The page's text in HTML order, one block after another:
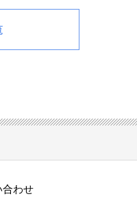
合わせ